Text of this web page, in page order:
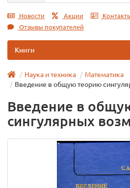
Новости Акции
Отзывы покупателей
Книги
Наука и техника
Математика
Введение в общую теорию
Введение в
сингулярных